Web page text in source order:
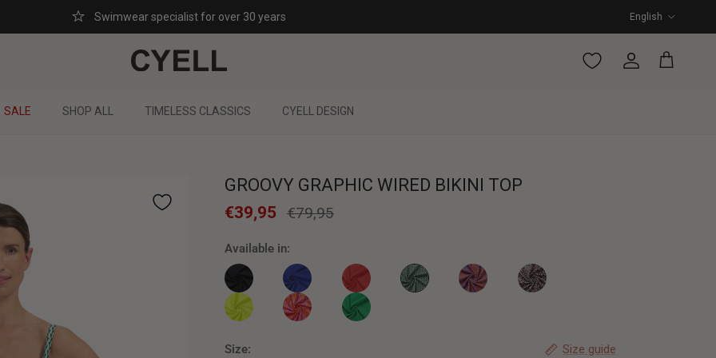
Swimwear specialist for over 30 years English
Account
Cart
SALE SHOP ALL TIMELESS CLASSICS CYELL DESIGN
GROOVY GRAPHIC WIRED BIKINI TOP
€39,95 €79,95
Available in:
CAVIAR Wired bikini top
INK BLUE Wired bikini top
SCARLETT Wired bikini top
Size:
Size guide